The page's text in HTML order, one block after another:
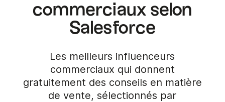
commerciaux selon
Salesforce
Les meilleurs influenceurs
commerciaux qui donnent
gratuitement des conseils en matière
de vente, sélectionnés par